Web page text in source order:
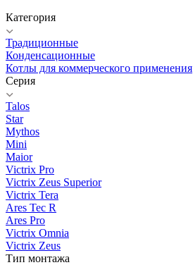
Категория
Традиционные
Конденсационные
Котлы для коммерческого применения
Серия
Talos
Star
Mythos
Mini
Maior
Victrix Pro
Victrix Zeus Superior
Victrix Tera
Ares Tec R
Ares Pro
Victrix Omnia
Victrix Zeus
Тип монтажа